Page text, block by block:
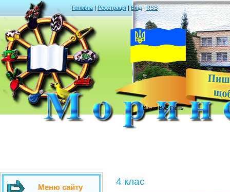
Головна | Реєстрація | Вхід| RSS
Вітаю Вас Гість
Меню сайту
4 клас